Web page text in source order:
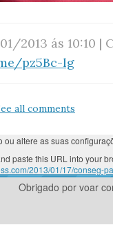
2013 ás 10:10 |
pz5Bc-lg
all comments
ou altere as suas
paste this URL into your
2013/01/17/conseg-
Obrigado por voar